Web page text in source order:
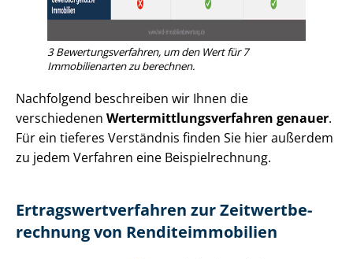
3 Be­wer­tungs­ver­fah­ren, um den Wert für 7
Immobilienarten zu berechnen.
Nachfolgend beschreiben wir Ihnen die
verschiedenen Wert­ermitt­lungs­ver­fah­ren genauer.
Für ein tieferes Verständnis finden Sie hier außerdem
zu jedem Verfahren eine Bei­spiel­rech­nung.
Er­trags­wert­ver­fah­ren zur Zeit­wert­be­
rech­nung von Ren­di­teim­mo­bi­li­en